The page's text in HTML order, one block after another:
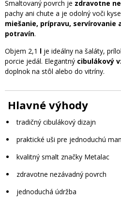
Smaltovaný povrch je zdravotne
pachy ani chute a je odolný voči
miešanie, prípravu, servírovanie
potravín.
Objem 2,1 l je ideálny na šaláty,
porcie jedál. Elegantný cibulákový
doplnok na stôl alebo do vitríny.
Hlavné výhody
tradičný cibulákový dizajn
praktické uši pre jednoduchú
kvalitný smalt značky Metalac
zdravotne nezávadný povrch
jednoduchá údržba